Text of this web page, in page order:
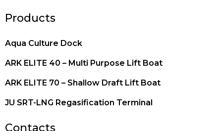
Products
Aqua Culture Dock
ARK ELITE 40 – Multi Purpose Lift Boat
ARK ELITE 70 – Shallow Draft Lift Boat
JU SRT-LNG Regasification Terminal
Contacts